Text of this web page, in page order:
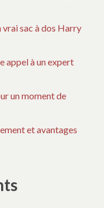
sac à dos Harry
appel à un expert
un moment de
et avantages